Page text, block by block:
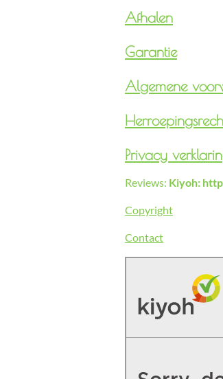
Afhalen
Garantie
Algemene
Privacy
Reviews: Kiyoh:
Copyright
Contact